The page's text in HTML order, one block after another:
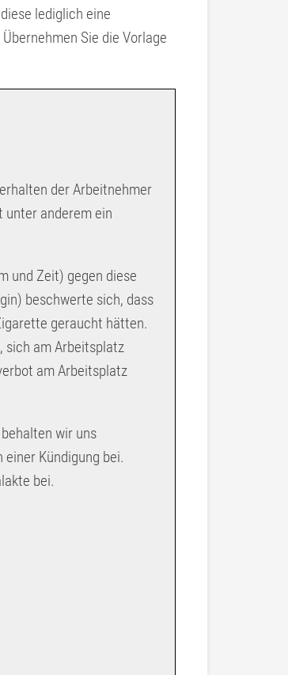
lediglich eine
Sie die Vorlage
der Arbeitnehmer
anderem ein
und Zeit) gegen diese
beschwerte sich, dass
geraucht hätten.
sich am Arbeitsplatz
am Arbeitsplatz
wir uns
Kündigung bei.
bei.